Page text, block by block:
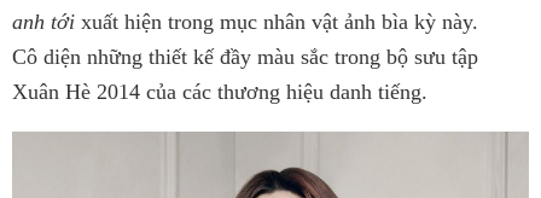
anh tới xuất hiện trong mục nhân vật ảnh bìa kỳ này.
Cô diện những thiết kế đầy màu sắc trong bộ sưu tập
Xuân Hè 2014 của các thương hiệu danh tiếng.